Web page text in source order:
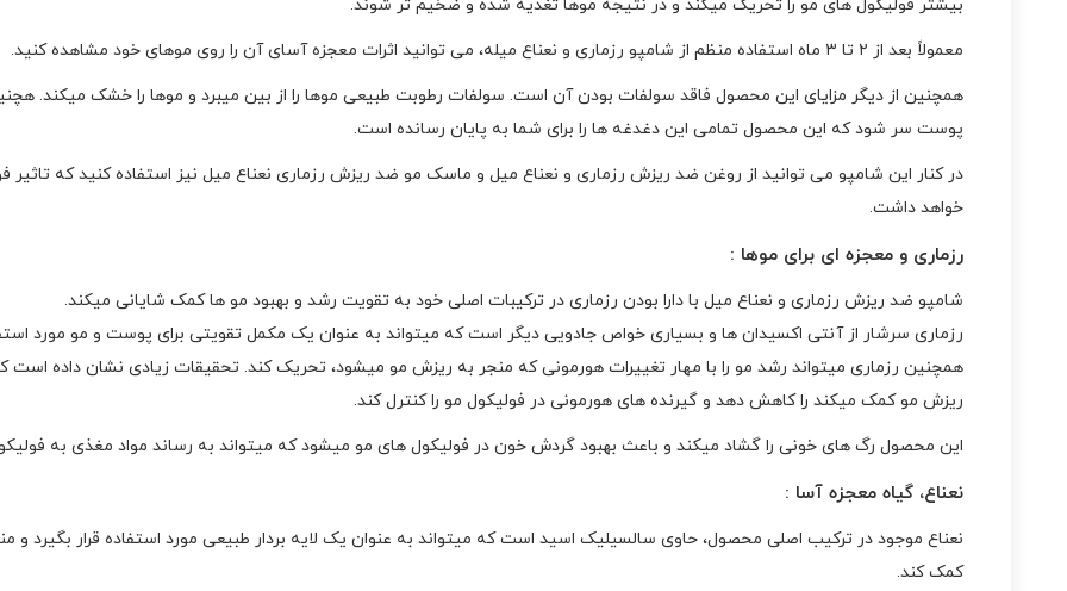
بیشتر فولیکول های مو را تحریک میکند و در نتیجه موها تغذیه شده و ضخیم تر شوند.
معمولاً بعد از ۲ تا ۳ ماه استفاده منظم از شامپو رزماری و نعناع میله، می توانید اثرات معجزه آسای آن را روی موهای خود مشاهده کنید.
همچنین از دیگر مزایای این محصول فاقد سولفات بودن آن است. سولفات رطوبت طبیعی موها را از بین میبرد و موها را خشک میکند.
پوست سر شود که این محصول تمامی این دغدغه ها را برای شما به پایان رسانده است.
در کنار این شامپو می توانید از روغن ضد ریزش رزماری و نعناع میل و ماسک مو ضد ریزش رزماری نعناع میل نیز استفاده کنید که
خواهد داشت.
رزماری و معجزه ای برای موها :
شامپو ضد ریزش رزماری و نعناع میل با دارا بودن رزماری در ترکیبات اصلی خود به تقویت رشد و بهبود مو ها کمک شایانی میکند.
رزماری سرشار از آنتی اکسیدان ها و بسیاری خواص جادویی دیگر است که میتواند به عنوان یک مکمل تقویتی برای پوست و مو مورد
همچنین رزماری میتواند رشد مو را با مهار تغییرات هورمونی که منجر به ریزش مو میشود، تحریک کند. تحقیقات زیادی نشان داده است
ریزش مو کمک میکند را کاهش دهد و گیرنده های هورمونی در فولیکول مو را کنترل کند.
این محصول رگ های خونی را گشاد میکند و باعث بهبود گردش خون در فولیکول های مو میشود که میتواند به رساند مواد مغذی به
نعناع، گیاه معجزه آسا :
نعناع موجود در ترکیب اصلی محصول، حاوی سالسیلیک اسید است که میتواند به عنوان یک لایه بردار طبیعی مورد استفاده قرار بگیرد
کمک کند.